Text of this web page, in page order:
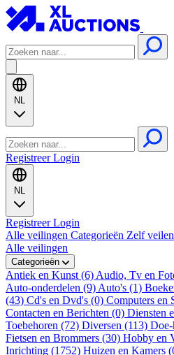
NL
RegistreerLogin
NL
RegistreerLogin
Alle veilingen Categorieën Zelf veilen
Alle veilingen
Categorieën
Antiek en Kunst (6) Audio, Tv en
Auto-onderdelen (9) Auto's (1)
(43) Cd's en Dvd's (0) Computers en
Contacten en Berichten (0) Diensten
Toebehoren (72) Diversen (113)
Fietsen en Brommers (30) Hobby en
Inrichting (1752) Huizen en Kamers